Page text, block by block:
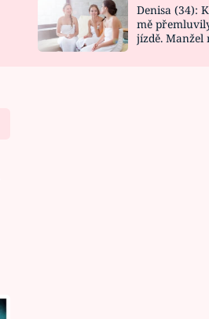
DESIGN
Denisa (34):
mě
jízdě. Manžel